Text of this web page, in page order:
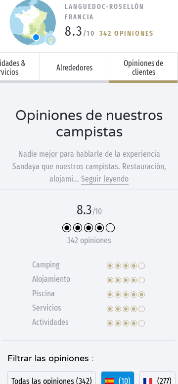
LANGUEDOC-ROSELLÓN
FRANCIA
8.3 /10 342 OPINIONES
&
Alrededores
Opiniones de
clientes
Opiniones de nuestros
campistas
Nadie mejor para hablarle de la experiencia
Sandaya que nuestros campistas. Restauración,
alojami... Seguir leyendo
8.3/10
342 opiniones
Camping
Alojamiento
Piscina
Servicios
Actividades
Filtrar las opiniones :
Todas las opiniones (342) (10) (277)